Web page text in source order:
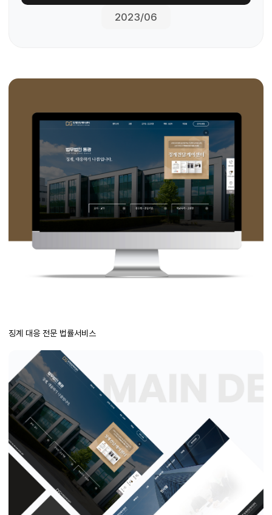
2023/06
징계 대응 전문 법률서비스